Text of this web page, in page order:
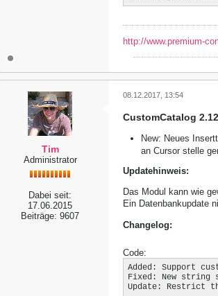
http://www.premium-
Tim
Administrator
Dabei seit:
17.06.2015
Beiträge: 9607
08.12.2017, 13:54
CustomCatalog
New: Neues
an Cursor stelle
Updatehinweis:
Das Modul kann wie
Ein Datenbankupdate
Changelog:
Code:
Added: Support
Fixed: New string
Update: Restrict